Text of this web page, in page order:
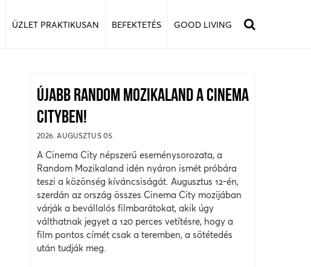
ÜZLET PRAKTIKUSAN BEFEKTETÉS GOOD LIVING
ÚJABB RANDOM MOZIKALAND A CINEMA
CITYBEN!
2026. AUGUSZTUS 05.
A Cinema City népszerű eseménysorozata, a
Random Mozikaland idén nyáron ismét próbára
teszi a közönség kíváncsiságát. Augusztus 12-én,
szerdán az ország összes Cinema City mozijában
várják a bevállalós filmbarátokat, akik úgy
válthatnak jegyet a 120 perces vetítésre, hogy a
film pontos címét csak a teremben, a sötétedés
után tudják meg.